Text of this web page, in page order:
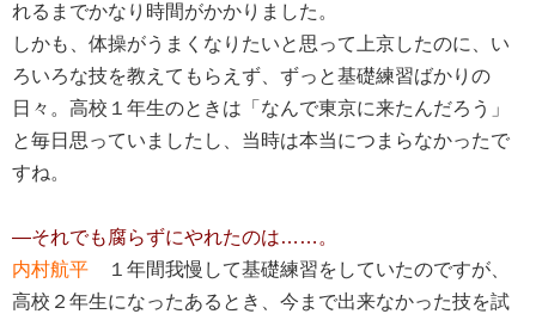
れるまでかなり時間がかかりました。
しかも、体操がうまくなりたいと思って上京したのに、い
ろいろな技を教えてもらえず、ずっと基礎練習ばかりの
日々。高校１年生のときは「なんで東京に来たんだろう」
と毎日思っていましたし、当時は本当につまらなかったで
すね。
―それでも腐らずにやれたのは……。
内村航平 １年間我慢して基礎練習をしていたのですが、
高校２年生になったあるとき、今まで出来なかった技を試